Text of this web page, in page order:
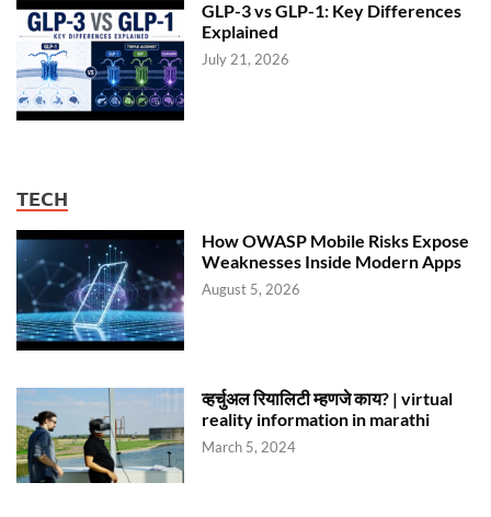
GLP-3 vs GLP-1: Key Differences
Explained
July 21, 2026
TECH
How OWASP Mobile Risks Expose
Weaknesses Inside Modern Apps
August 5, 2026
व्हर्चुअल रियालिटी म्हणजे काय? | virtual
reality information in marathi
March 5, 2024